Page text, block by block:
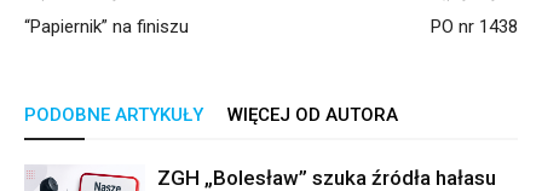
“Papiernik” na finiszu PO nr 1438
PODOBNE ARTYKUŁY WIĘCEJ OD AUTORA
ZGH „Bolesław” szuka źródła hałasu